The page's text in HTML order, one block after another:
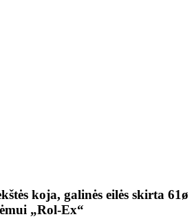
koja, galinės eilės skirta 61ø
„Rol-Ex“